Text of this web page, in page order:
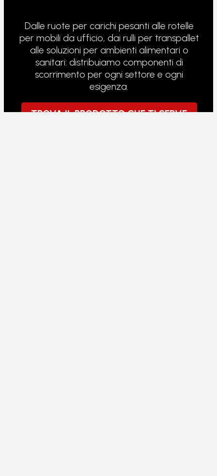
Dalle ruote per carichi pesanti alle rotelle
per mobili da ufficio, dai rulli per transpallet
alle soluzioni per ambienti alimentari o
sanitari: distribuiamo componenti di
scorrimento per ogni settore e ogni
esigenza.
TROVA IL PRODOTTO CHE TI SERVE